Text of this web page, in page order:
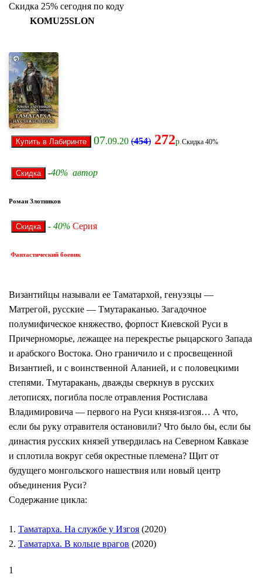
Скидка 25% сегодня по коду
KOMU25SLON
07.09.20 (454) 272р. Скидка 40%
-40% автор
Роман Злотников
- 40% Серия
Фантастический боевик
Византийцы называли ее Таматархой, генуэзцы —
Матрегой, русские — Тмутараканью. Загадочное
полумифическое княжество, форпост Киевской Руси в
Причерноморье, лежащее на перекрестье рыцарского Запада
и арабского Востока. Оно граничило и с просвещенной
Византией, и с воинственной Аланией, и с половецкими
степями. Тмутаракань, дважды сверкнув в русских
летописях, погибла после отравления Ростислава
Владимировича — первого на Руси князя-изгоя… А что,
если бы руку отравителя остановили? Что было бы, если бы
династия русских князей утвердилась на Северном Кавказе
и сплотила вокруг себя окрестные племена? Щит от
будущего монгольского нашествия или новый центр
объединения Руси?
Содержание цикла:
1. Таматарха. На службе у Изгоя (2020)
2. Таматарха. В кольце врагов (2020)
1